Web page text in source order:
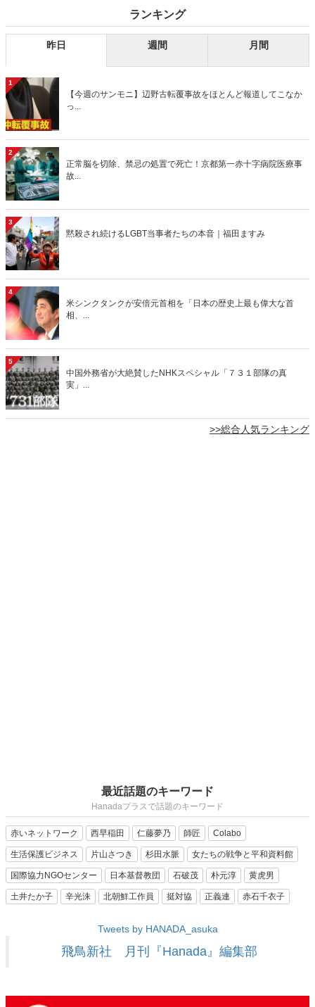
ランキング
昨日 週間 月間
1
【今週のサンモニ】辺野古転覆事故をほとんど報道してこなか
っ...
2
正常脳を切除、禁忌の処置で死亡！京都第一赤十字病院医療事
故...
3
黙殺され続けるLGBT当事者たちの本音｜福田ますみ
4
米シンクタンクが安倍元首相を「日本の歴史上最も偉大な首
相、...
5
中国外務省が大絶賛したNHKスペシャル「７３１部隊の真
実」...
>>総合人気ランキング
最近話題のキーワード
Hanadaプラスで話題のキーワード
赤いネットワーク 西早稲田 仁藤夢乃 師匠 Colabo
生活保護ビジネス 片山さつき 杉田水脈 女たちの戦争と平和資料館
国際協力NGOセンター 日本基督教団 石破茂 朴元淳 黄虎男
土井たか子 辛光洙 北朝鮮工作員 挺対協 正義連 赤石千衣子
Tweets by HANADA_asuka
飛鳥新社 月刊『Hanada』編集部